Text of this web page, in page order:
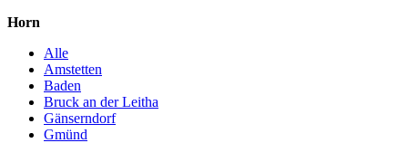
Horn
Alle
Amstetten
Baden
Bruck an der Leitha
Gänserndorf
Gmünd